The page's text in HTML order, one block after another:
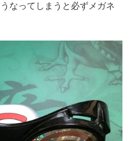
なってしまうと必ずメガネ